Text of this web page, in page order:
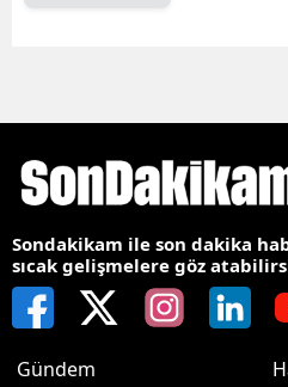
Sondakikam ile son dakika
sıcak gelişmelere göz
Gündem